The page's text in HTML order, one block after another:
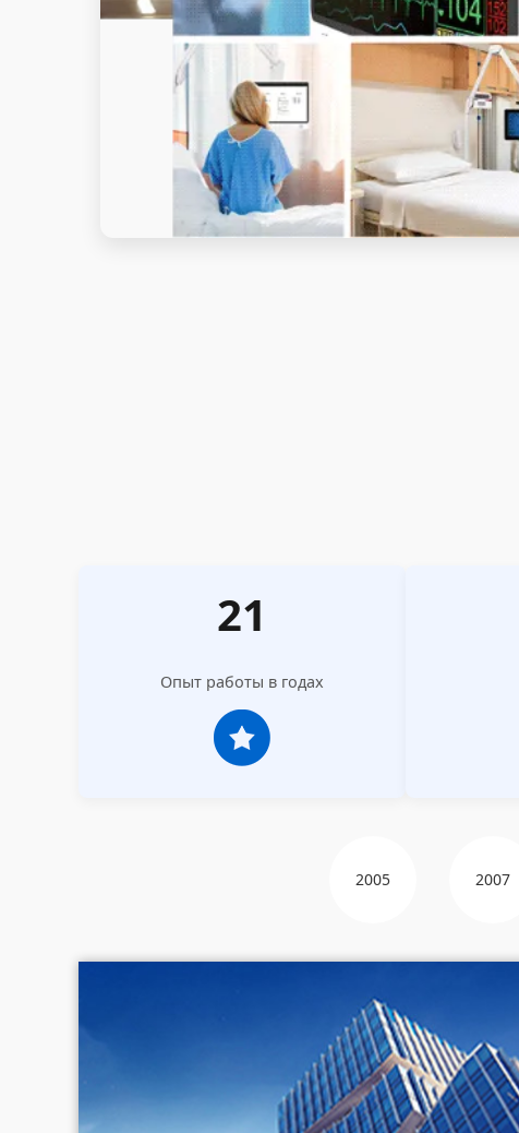
21
Опыт работы в годах
2005 2007